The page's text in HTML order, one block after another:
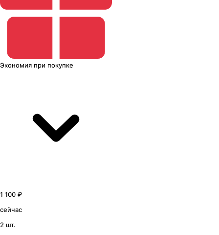
Экономия при покупке
1 100 ₽
сейчас
2 шт.